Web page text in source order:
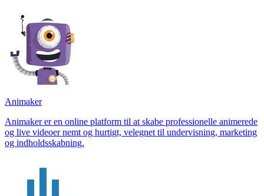
Animaker
Animaker er en online platform til at skabe professionelle animerede
og live videoer nemt og hurtigt, velegnet til undervisning, marketing
og indholdsskabning.